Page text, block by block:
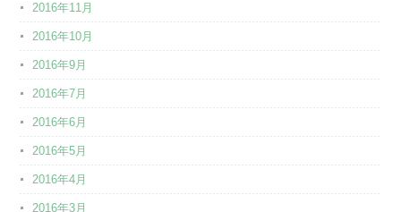
2016年11月
2016年10月
2016年9月
2016年7月
2016年6月
2016年5月
2016年4月
2016年3月